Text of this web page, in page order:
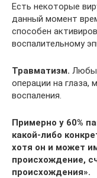
Есть некоторые
данный момент
способен
воспалительному
Травматизм.
операции на глаза,
воспаления.
Примерно у 60%
какой-либо
хотя он и может
происхождение,
происхождения».